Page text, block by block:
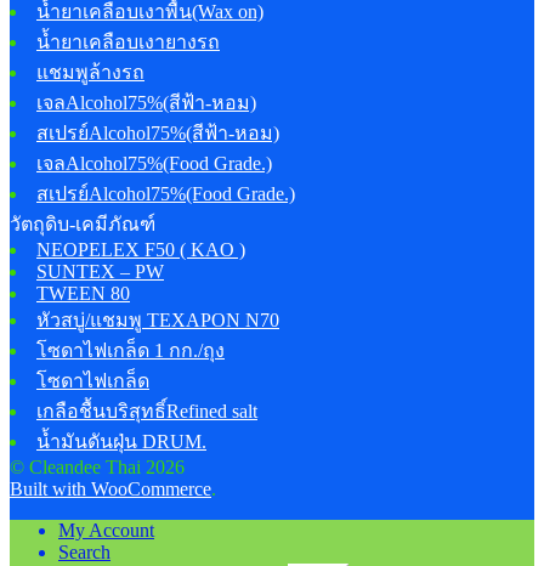
น้ำยาเคลือบเงาพื้น(Wax on)
น้ำยาเคลือบเงายางรถ
แชมพูล้างรถ
เจลAlcohol75%(สีฟ้า-หอม)
สเปรย์Alcohol75%(สีฟ้า-หอม)
เจลAlcohol75%(Food Grade.)
สเปรย์Alcohol75%(Food Grade.)
วัตถุดิบ-เคมีภัณฑ์
NEOPELEX F50 ( KAO )
SUNTEX – PW
TWEEN 80
หัวสบู่/แชมพู TEXAPON N70
โซดาไฟเกล็ด 1 กก./ถุง
โซดาไฟเกล็ด
เกลือชื้นบริสุทธิ์Refined salt
น้ำมันดันฝุ่น DRUM.
© Cleandee Thai 2026
Built with WooCommerce.
My Account
Search